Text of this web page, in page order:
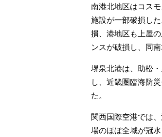
南港北地区はコス
施設が一部破損し
損、港地区も上屋
ンスが破損し、同
堺泉北港は、助松
し、近畿圏臨海防
た。
関西国際空港では
場のほぼ全域が冠